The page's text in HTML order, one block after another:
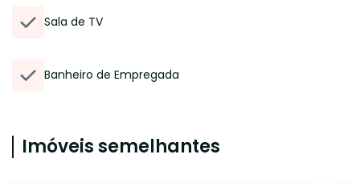
Sala de TV
Banheiro de Empregada
Imóveis semelhantes